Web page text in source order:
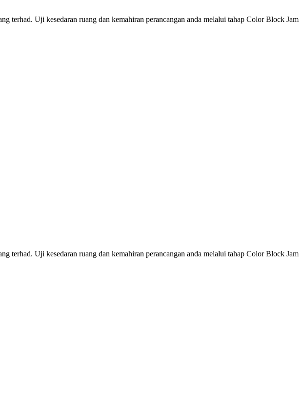
terhad. Uji kesedaran ruang dan kemahiran perancangan anda melalui tahap Color Block Jam
terhad. Uji kesedaran ruang dan kemahiran perancangan anda melalui tahap Color Block Jam